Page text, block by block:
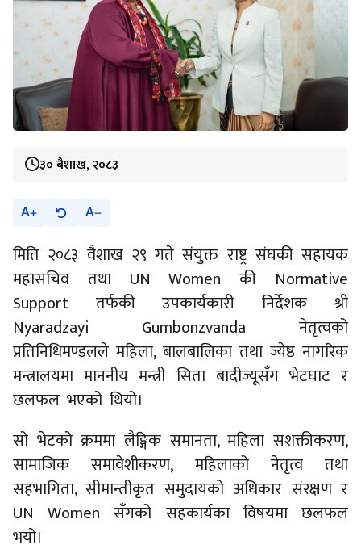
३० बैशाख, २०८३
A A
मिति २०८३ वैशाख २९ गते संयुक्त राष्ट्र संघकी सहायक
महासचिव तथा UN Women की Normative
Support तर्फकी उपकार्यकारी निर्देशक श्री
Nyaradzayi Gumbonzvanda नेतृत्वको
प्रतिनिधिमण्डलले महिला, बालबालिका तथा ज्येष्ठ नागरिक
मन्त्रालयमा माननीय मन्त्री सिता बादीज्यूसँग भेटघाट र
छलफल भएको थियो।
सो भेटको क्रममा लैङ्गिक समानता, महिला सशक्तीकरण,
सामाजिक समावेशीकरण, महिलाको नेतृत्व तथा
सहभागिता, सीमान्तीकृत समुदायको अधिकार संरक्षण र
UN Women सँगको सहकार्यका विषयमा छलफल
भयो।